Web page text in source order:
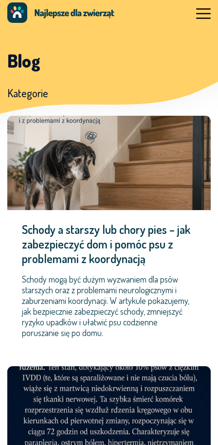
Blog
Kategorie
Schody a starszy lub chory pies – jak
zabezpieczyć dom i pomóc psu z
problemami z koordynacją
Schody mogą być dużym wyzwaniem dla psów
starszych oraz z problemami neurologicznymi i
zaburzeniami koordynacji. W artykule pokazujemy,
jak bezpiecznie zabezpieczyć schody, zmniejszyć
ryzyko upadków i ułatwić psu codzienne
poruszanie się po domu.